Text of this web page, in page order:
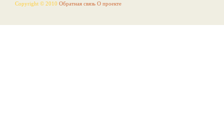
Copyright © 2010 Обратная связь О проекте